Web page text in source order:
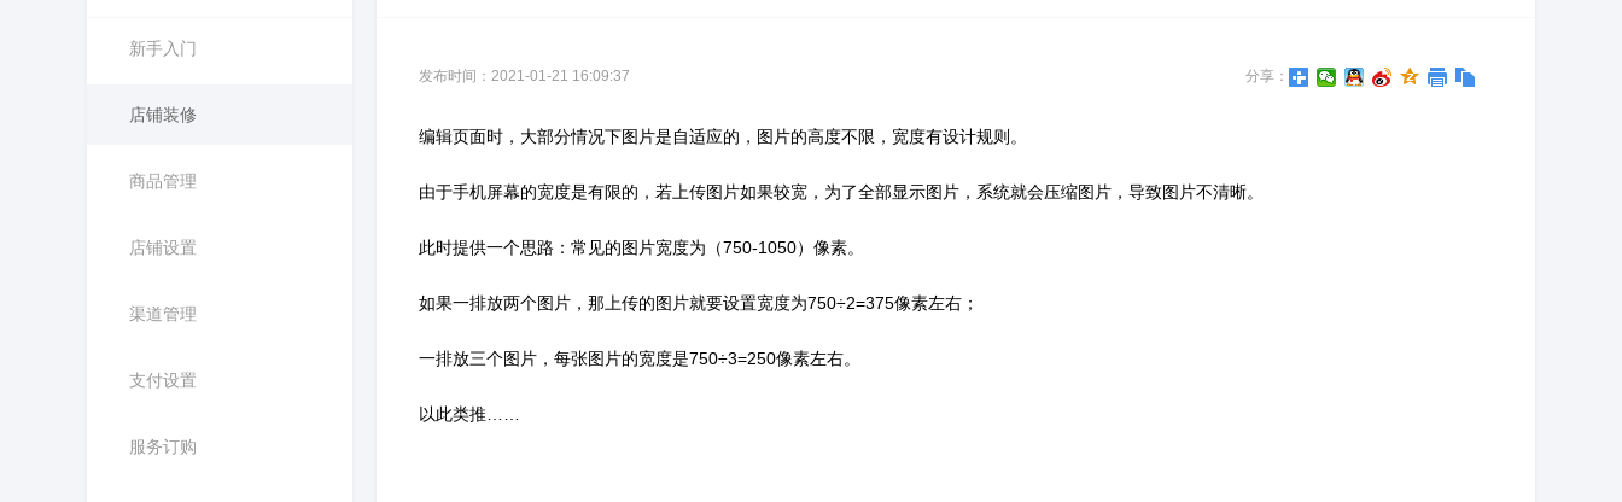
新手入门
店铺装修
商品管理
店铺设置
渠道管理
支付设置
服务订购
发布时间：2021-01-21 16:09:37 分享：
编辑页面时，大部分情况下图片是自适应的，图片的高度不限，宽度有设计规则。
由于手机屏幕的宽度是有限的，若上传图片如果较宽，为了全部显示图片，系统就会压缩图片，导致图片不清晰。
此时提供一个思路：常见的图片宽度为（750-1050）像素。
如果一排放两个图片，那上传的图片就要设置宽度为750÷2=375像素左右；
一排放三个图片，每张图片的宽度是750÷3=250像素左右。
以此类推……